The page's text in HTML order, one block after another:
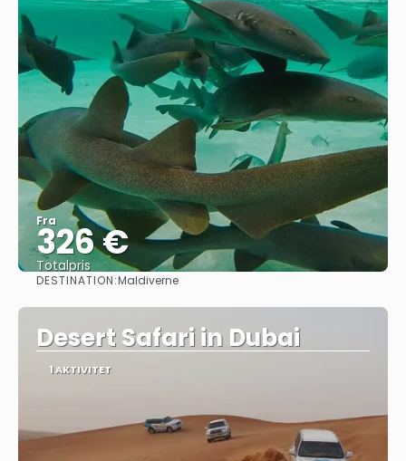
Fra
326 €
Totalpris
DESTINATION:Maldiverne
Desert Safari in Dubai
1 AKTIVITET